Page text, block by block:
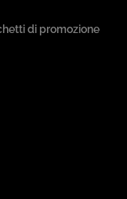
di promozione